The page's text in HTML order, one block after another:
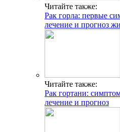
Читайте также:
Рак горла: первые
лечение и прогноз
Читайте также:
Рак гортани:
лечение и прогноз